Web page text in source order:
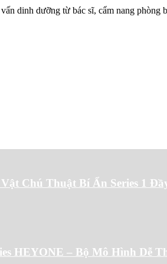
dinh dưỡng từ bác sĩ, cẩm nang phòng
Chú Thuật Bí Ẩn Series 1
HEYONE – Bộ Mô Hình Dễ